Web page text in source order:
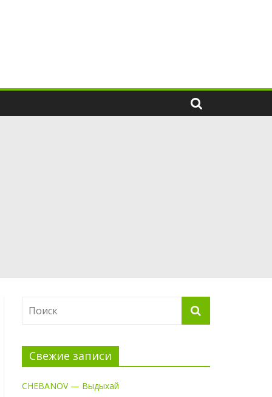
Свежие записи
CHEBANOV — Выдыхай